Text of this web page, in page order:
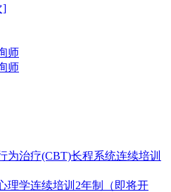
]
师
师
为治疗(CBT)长程系统连续培训
理学连续培训2年制（即将开